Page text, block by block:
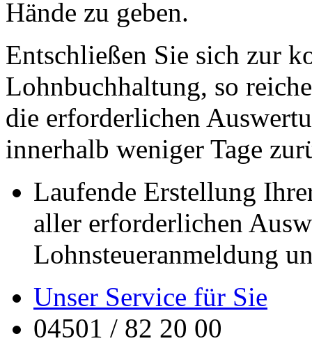
Hände zu geben.
Entschließen Sie sich zur
Lohnbuchhaltung, so
die erforderlichen
innerhalb weniger Tage
Laufende Erstellung
aller erforderlichen
Lohnsteueranmeldung
Unser Service für Sie
04501 / 82 20 00